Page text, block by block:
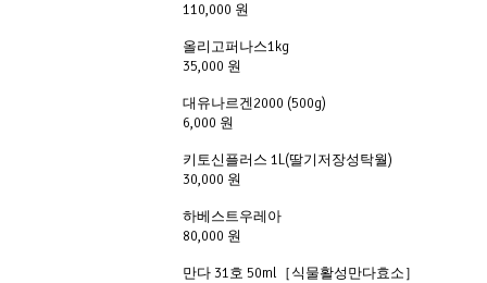
110,000 원
올리고퍼나스1kg
35,000 원
대유나르겐2000 (500g)
6,000 원
키토신플러스 1L(딸기저장성탁월)
30,000 원
하베스트우레아
80,000 원
만다 31호 50ml［식물활성만다효소］